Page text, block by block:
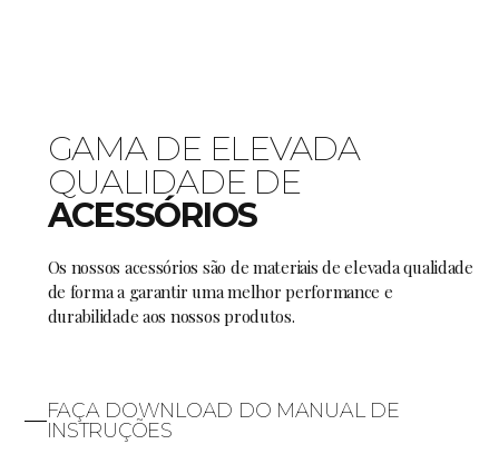
GAMA DE ELEVADA
QUALIDADE DE
ACESSÓRIOS
Os nossos acessórios são de materiais de elevada qualidade
de forma a garantir uma melhor performance e
durabilidade aos nossos produtos.
FAÇA DOWNLOAD DO MANUAL DE
INSTRUÇÕES